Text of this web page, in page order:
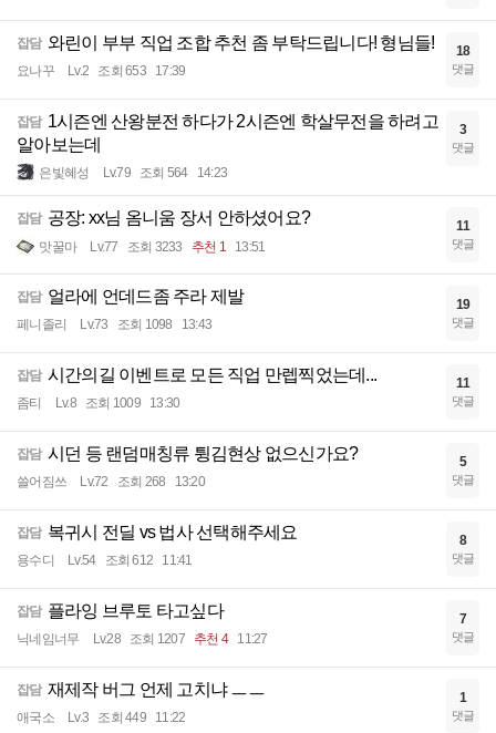
잡담 와린이 부부 직업 조합 추천 좀 부탁드립니다! 형님들!
요나꾸 Lv.2 조회 653 17:39
18
댓글
잡담 1시즌엔 산왕분전 하다가 2시즌엔 학살무전을 하려고
알아보는데
은빛혜성 Lv.79 조회 564 14:23
3
댓글
잡담 공장: xx님 옴니움 장서 안하셨어요?
맛꿀마 Lv.77 조회 3233 추천 1 13:51
11
댓글
잡담 얼라에 언데드좀 주라 제발
페니졸리 Lv.73 조회 1098 13:43
19
댓글
잡담 시간의길 이벤트로 모든 직업 만렙찍었는데...
좀티 Lv.8 조회 1009 13:30
11
댓글
잡담 시던 등 랜덤매칭류 튕김현상 없으신가요?
쓸어짐쓰 Lv.72 조회 268 13:20
5
댓글
잡담 복귀시 전딜 vs 법사 선택해주세요
용수디 Lv.54 조회 612 11:41
8
댓글
잡담 플라잉 브루토 타고싶다
닉네임너무 Lv.28 조회 1207 추천 4 11:27
7
댓글
잡담 재제작 버그 언제 고치냐 ㅡㅡ
애국소 Lv.3 조회 449 11:22
1
댓글